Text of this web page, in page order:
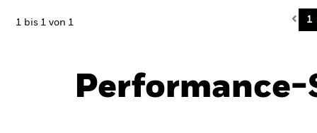
1 bis 1 von 1 1
Performance-